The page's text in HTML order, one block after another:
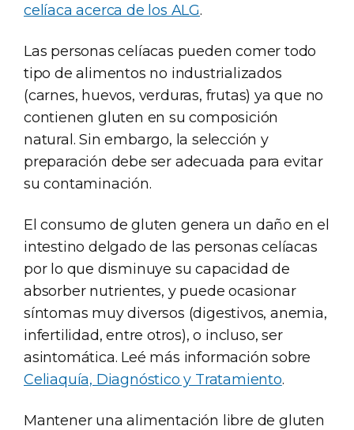
celíaca acerca de los ALG.
Las personas celíacas pueden comer todo
tipo de alimentos no industrializados
(carnes, huevos, verduras, frutas) ya que no
contienen gluten en su composición
natural. Sin embargo, la selección y
preparación debe ser adecuada para evitar
su contaminación.
El consumo de gluten genera un daño en el
intestino delgado de las personas celíacas
por lo que disminuye su capacidad de
absorber nutrientes, y puede ocasionar
síntomas muy diversos (digestivos, anemia,
infertilidad, entre otros), o incluso, ser
asintomática. Leé más información sobre
Celiaquía, Diagnóstico y Tratamiento.
Mantener una alimentación libre de gluten